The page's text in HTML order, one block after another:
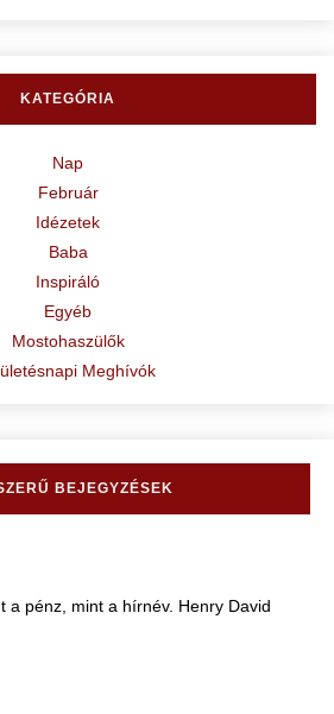
KATEGÓRIA
Nap
Február
Idézetek
Baba
Inspiráló
Egyéb
Mostohaszülők
Meghívók
BEJEGYZÉSEK
a pénz, mint a hírnév. Henry David